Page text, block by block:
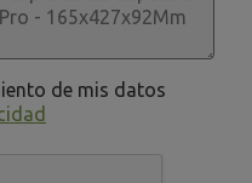
de mis datos